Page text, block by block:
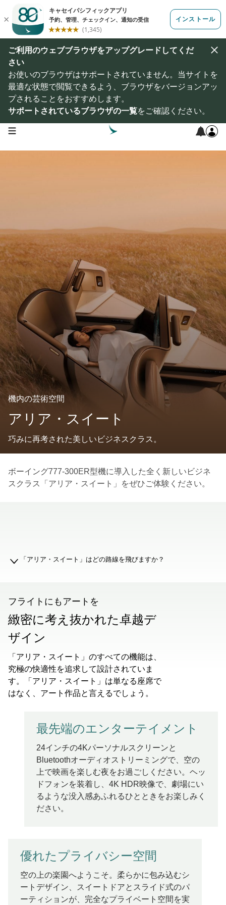
ご利用のウェブブラウザをアップグレードしてくだ
さい
お使いのブラウザはサポートされていません。当サイトを
最適な状態で閲覧できるよう、ブラウザをバージョンアッ
プされることをおすすめします。
サポートされているブラウザの一覧をご確認ください。
open navigation menu
機内の芸術空間
アリア・スイート
巧みに再考された美しいビジネスクラス。
ボーイング777-300ER型機に導入した全く新しいビジネ
スクラス「アリア・スイート」をぜひご体験ください。
「アリア・スイート」はどの路線を飛びますか？
フライトにもアートを
緻密に考え抜かれた卓越デ
ザイン
「アリア・スイート」のすべての機能は、
究極の快適性を追求して設計されていま
す。「アリア・スイート」は単なる座席で
はなく、アート作品と言えるでしょう。
最先端のエンターテイメント
24インチの4Kパーソナルスクリーンと
Bluetoothオーディオストリーミングで、空の
上で映画を楽しむ夜をお過ごしください。ヘッ
ドフォンを装着し、4K HDR映像で、劇場にい
るような没入感あふれるひとときをお楽しみく
ださい。
優れたプライバシー空間
空の上の楽園へようこそ。柔らかに包み込むシ
ートデザイン、スイートドアとスライド式のパ
ーティションが、完全なプライベート空間を実